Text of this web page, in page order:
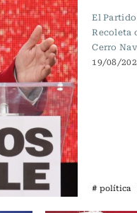
El
Recoleta
Cerro
19/08/
# política